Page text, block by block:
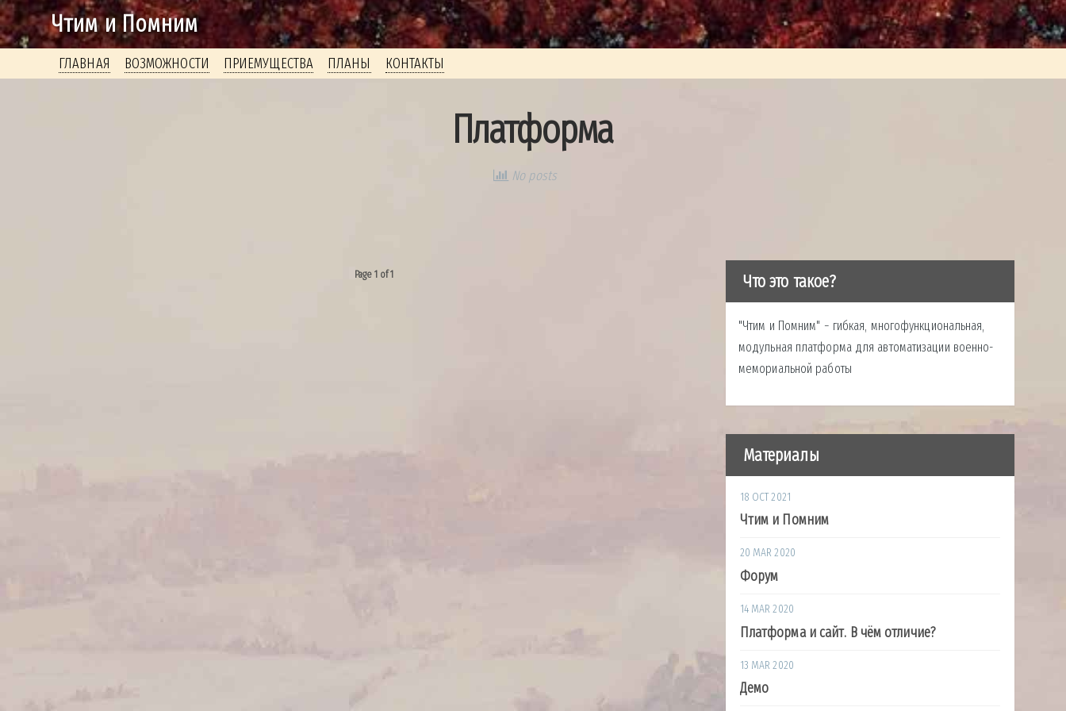
Чтим и Помним
ГЛАВНАЯ ВОЗМОЖНОСТИ ПРИЕМУЩЕСТВА ПЛАНЫ КОНТАКТЫ
Платформа
No posts
Page 1 of 1 Что это такое?
"Чтим и Помним" − гибкая, многофункциональная,
модульная платформа для автоматизации военно-
мемориальной работы
Материалы
18 OCT 2021
Чтим и Помним
20 MAR 2020
Форум
14 MAR 2020
Платформа и сайт. В чём отличие?
13 MAR 2020
Демо